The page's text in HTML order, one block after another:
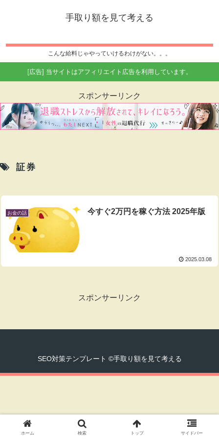
手取り額を見て考える
こんな給料じゃやっていけるわけがない。。。
[広告] 当サイトはアフィリエイト広告を利用しています。
スポンサーリンク
証券
お金の話 今すぐ2万円を稼ぐ方法 2025年版
2025.03.08
スポンサーリンク
SEO対策テンプレート ©手取り額を見て考える
ホーム 検索 トップ サイドバー